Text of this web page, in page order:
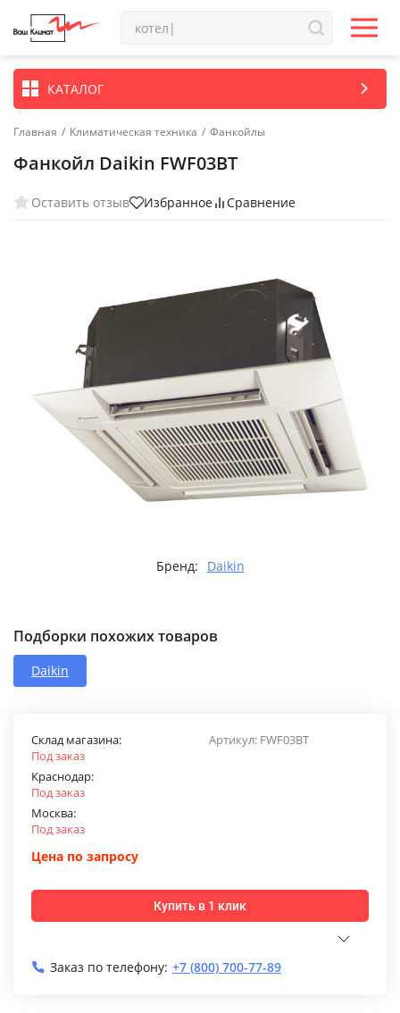
КАТАЛОГ
Главная / Климатическая техника / Фанкойлы
Фанкойл Daikin FWF03BT
Оставить отзыв Избранное Сравнение
Бренд: Daikin
Подборки похожих товаров
Daikin
Артикул: FWF03BT
Склад магазина:
Под заказ
Краснодар:
Под заказ
Москва:
Под заказ
Цена по запросу
Купить в 1 клик
Заказ по телефону: +7 (800) 700-77-89